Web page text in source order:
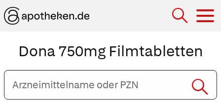
Dona 750mg Filmtabletten
Arzneimittelname
oder
PZN